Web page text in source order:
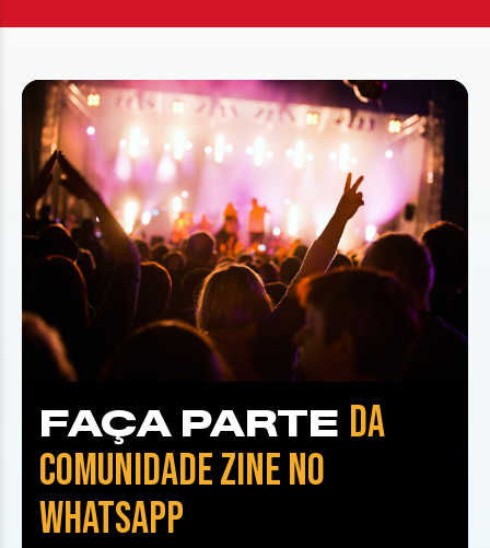
FAÇA PARTE DA
COMUNIDADE ZINE NO
WHATSAPP